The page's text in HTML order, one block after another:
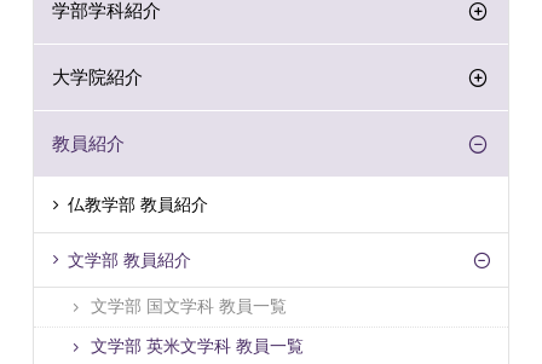
学部学科紹介
大学院紹介
教員紹介
仏教学部 教員紹介
文学部 教員紹介
文学部 国文学科 教員一覧
文学部 英米文学科 教員一覧